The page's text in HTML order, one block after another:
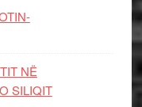
NË
SILIQIT